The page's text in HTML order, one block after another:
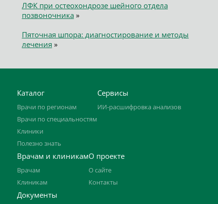
ЛФК при остеохондрозе шейного отдела
позвоночника»
Пяточная шпора: диагностирование и методы
лечения »
Каталог
Врачи по регионам
Врачи по специальностям
Клиники
Полезно знать
Сервисы
ИИ-расшифровка анализов
Врачам и клиникам
Врачам
Клиникам
О проекте
О сайте
Контакты
Документы